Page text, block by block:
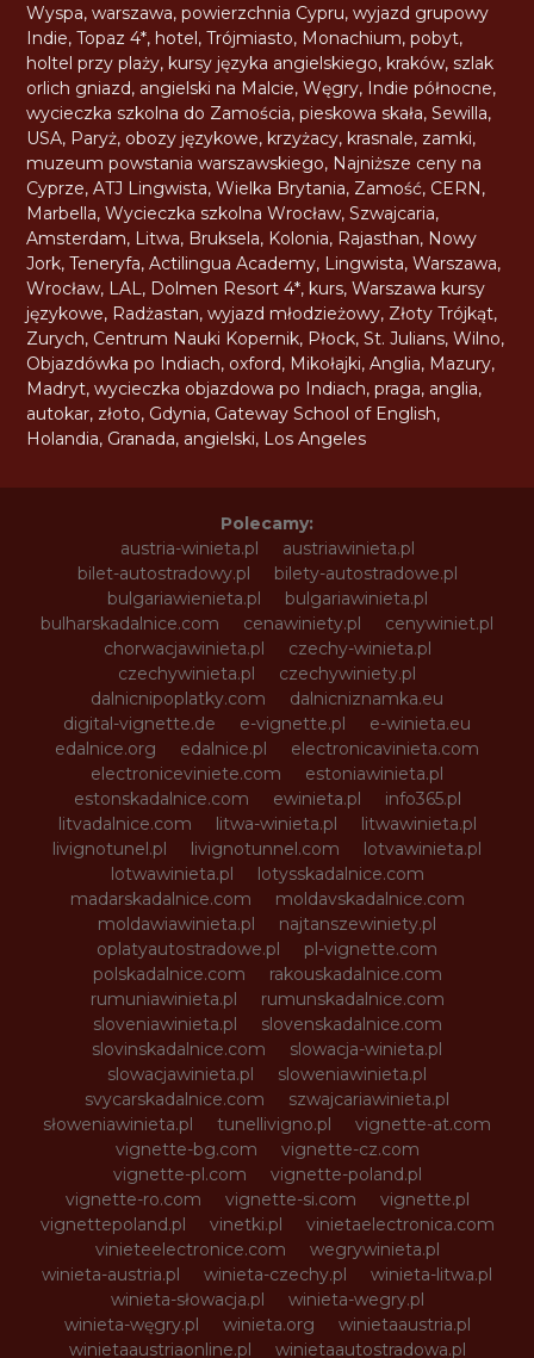
Wyspa,warszawa,powierzchnia Cypru,wyjazd grupowy
Indie,Topaz 4*, hotel,Trójmiasto, Monachium,pobyt,
holtel przy plaży, kursy języka angielskiego, kraków,szlak
orlich gniazd, angielski na Malcie,Węgry, Indie północne,
wycieczka szkolna do Zamościa,pieskowa skała,Sewilla,
USA, Paryż, obozy językowe, krzyżacy, krasnale, zamki,
muzeum powstania warszawskiego, Najniższe ceny na
Cyprze,ATJ Lingwista,Wielka Brytania, Zamość, CERN,
Marbella,Wycieczka szkolna Wrocław,Szwajcaria,
Amsterdam, Litwa, Bruksela, Kolonia, Rajasthan, Nowy
Jork,Teneryfa,Actilingua Academy, Lingwista,Warszawa,
Wrocław, LAL, Dolmen Resort 4*, kurs,Warszawa kursy
językowe, Radżastan,wyjazd młodzieżowy, Złoty Trójkąt,
Zurych, Centrum Nauki Kopernik, Płock,St. Julians,Wilno,
Objazdówka po Indiach, oxford, Mikołajki,Anglia, Mazury,
Madryt,wycieczka objazdowa po Indiach,praga, anglia,
autokar, złoto, Gdynia, Gateway School of English,
Holandia, Granada, angielski, Los Angeles
Polecamy:
austria-winieta.pl
austriawinieta.pl
bilet-autostradowy.pl
bilety-autostradowe.pl
bulgariawienieta.pl
bulgariawinieta.pl
bulharskadalnice.com
cenawiniety.pl
cenywiniet.pl
chorwacjawinieta.pl
czechy-winieta.pl
czechywinieta.pl
czechywiniety.pl
dalnicnipoplatky.com
dalnicniznamka.eu
digital-vignette.de
e-vignette.pl
e-winieta.eu
edalnice.org
edalnice.pl
electronicavinieta.com
electroniceviniete.com
estoniawinieta.pl
estonskadalnice.com
ewinieta.pl
info365.pl
litvadalnice.com
litwa-winieta.pl
litwawinieta.pl
livignotunel.pl
livignotunnel.com
lotvawinieta.pl
lotwawinieta.pl
lotysskadalnice.com
madarskadalnice.com
moldavskadalnice.com
moldawiawinieta.pl
najtanszewiniety.pl
oplatyautostradowe.pl
pl-vignette.com
polskadalnice.com
rakouskadalnice.com
rumuniawinieta.pl
rumunskadalnice.com
sloveniawinieta.pl
slovenskadalnice.com
slovinskadalnice.com
slowacja-winieta.pl
slowacjawinieta.pl
sloweniawinieta.pl
svycarskadalnice.com
szwajcariawinieta.pl
słoweniawinieta.pl
tunellivigno.pl
vignette-at.com
vignette-bg.com
vignette-cz.com
vignette-pl.com
vignette-poland.pl
vignette-ro.com
vignette-si.com
vignette.pl
vignettepoland.pl
vinetki.pl
vinietaelectronica.com
vinieteelectronice.com
wegrywinieta.pl
winieta-austria.pl
winieta-czechy.pl
winieta-litwa.pl
winieta-słowacja.pl
winieta-wegry.pl
winieta-węgry.pl
winieta.org
winietaaustria.pl
winietaaustriaonline.pl
winietaautostradowa.pl